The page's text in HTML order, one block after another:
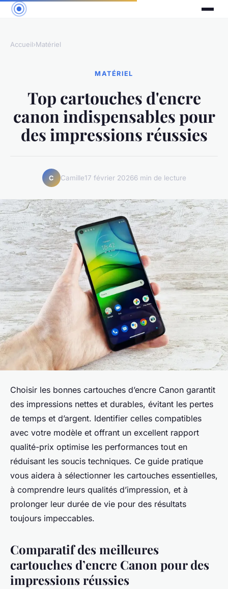
Accueil›Matériel
MATÉRIEL
Top cartouches d'encre
canon indispensables pour
des impressions réussies
C Camille17 février 20266 min de lecture
Choisir les bonnes cartouches d’encre Canon garantit
des impressions nettes et durables, évitant les pertes
de temps et d’argent. Identifier celles compatibles
avec votre modèle et offrant un excellent rapport
qualité-prix optimise les performances tout en
réduisant les soucis techniques. Ce guide pratique
vous aidera à sélectionner les cartouches essentielles,
à comprendre leurs qualités d’impression, et à
prolonger leur durée de vie pour des résultats
toujours impeccables.
Comparatif des meilleures
cartouches d’encre Canon pour des
impressions réussies